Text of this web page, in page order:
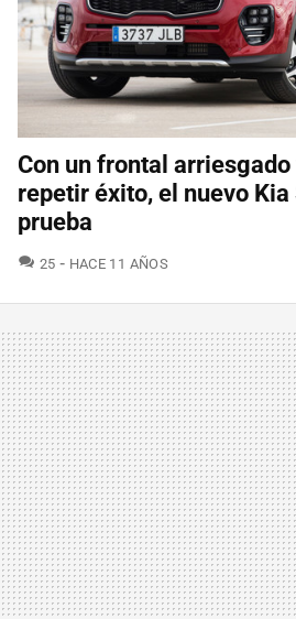
Con un frontal arriesgado
repetir éxito, el nuevo
prueba
25 COMENTARIOS
HACE 11 AÑOS